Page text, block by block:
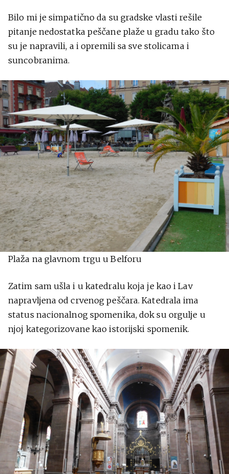
Bilo mi je simpatično da su gradske vlasti rešile
pitanje nedostatka peščane plaže u gradu tako što
su je napravili, a i opremili sa sve stolicama i
suncobranima.
Plaža na glavnom trgu u Belforu
Zatim sam ušla i u katedralu koja je kao i Lav
napravljena od crvenog peščara. Katedrala ima
status nacionalnog spomenika, dok su orgulje u
njoj kategorizovane kao istorijski spomenik.